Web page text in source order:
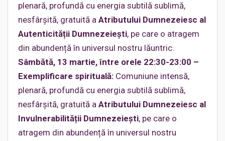
plenară, profundă cu energia subtilă sublimă,
nesfârşită, gratuită a Atributului Dumnezeiesc al
Autenticității Dumnezeieşti, pe care o atragem
din abundență în universul nostru lăuntric.
Sâmbătă, 13 martie, între orele 22:30-23:00 –
Exemplificare spirituală: Comuniune intensă,
plenară, profundă cu energia subtilă sublimă,
nesfârşită, gratuită a Atributului Dumnezeiesc al
Invulnerabilității Dumnezeieşti, pe care o
atragem din abundență în universul nostru